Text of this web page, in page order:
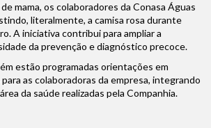
mama, os colaboradores da Conasa Águas
literalmente, a camisa rosa durante
A iniciativa contribui para ampliar a
da prevenção e diagnóstico precoce.
estão programadas orientações em
as colaboradoras da empresa, integrando
da saúde realizadas pela Companhia.